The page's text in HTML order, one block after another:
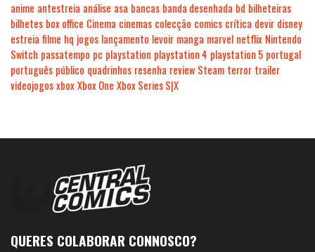
anime antestreia análise asa bancas banda desenhada bd bilheteiras
bilhetes box office Cinema cinemas colecção comics crítica devir disney
estreia filme hq jogos lançamento levoir manga marvel netflix Nintendo
Switch passatempo pc playstation playstation 4 playstation 5 portugal
português público quadrinhos resenha review Steam terror trailer
videojogosxboxXbox One Xbox Series S|X
QUERES COLABORAR CONNOSCO?